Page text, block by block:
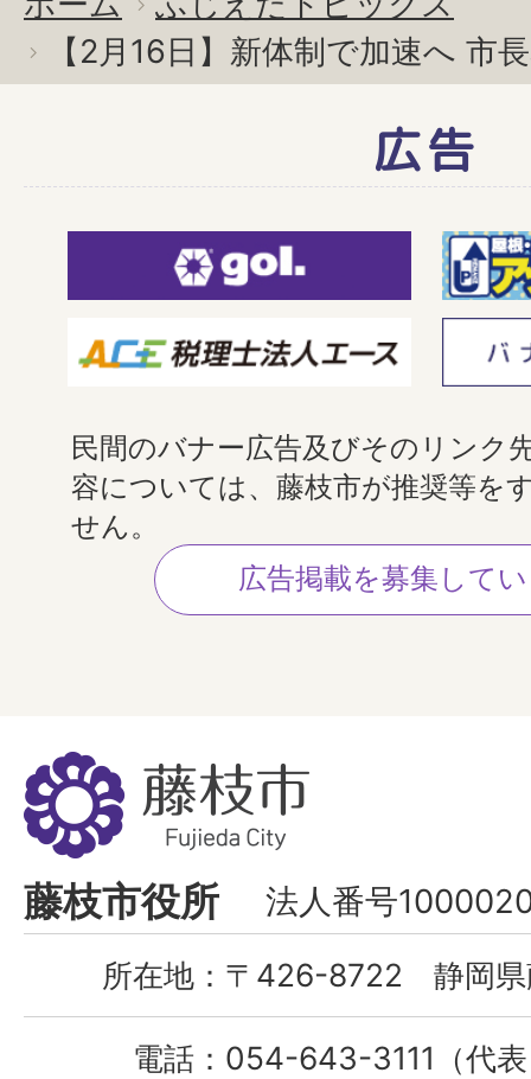
【2月16日】新体制で加速へ 市
広告
民間のバナー広告及びそのリンク
容については、藤枝市が推奨等を
せん。
広告掲載を募集して
藤
枝
市
Fujieda
City
藤枝市役所 法人番号
所在地： 〒426-8722 静岡県
電話： 054-643-3111（代